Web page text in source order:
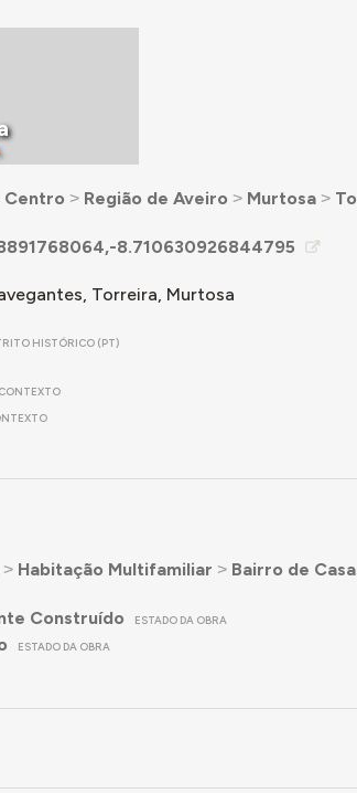
Centro ˃ Região de Aveiro ˃ Murtosa˃
8.710630926844795
Torreira, Murtosa
HISTÓRICO (PT)
CONTEXTO
˃ Habitação Multifamiliar ˃ Bairro de
Construído ESTADO DA OBRA
ESTADO DA OBRA